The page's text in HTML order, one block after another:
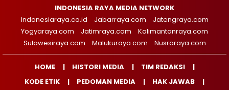
INDONESIA RAYA MEDIA NETWORK
Indonesiaraya.co.id
Jabarraya.com
Jatengraya.com
Yogyaraya.com
Jatimraya.com
Kalimantanraya.com
Sulawesiraya.com
Malukuraya.com Nusraraya.com
HOME HISTORI MEDIA
TIM REDAKSI
KODE ETIK
PEDOMAN MEDIA
HAK JAWAB